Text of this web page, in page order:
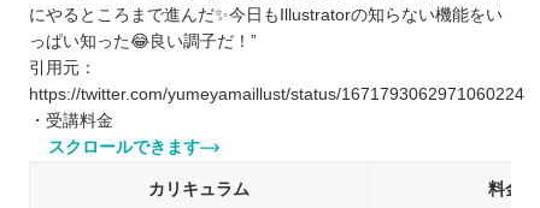
にやるところまで進んだ✨今日もIllustratorの知らない機能をい
っぱい知った😂良い調子だ！”
引用元：
https://twitter.com/yumeyamaillust/status/1671793062971060224
・受講料金
スクロールできます
カリキュラム 料金